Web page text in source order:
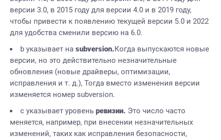
версии 3.0, в 2015 году для версии 4.0 и в 2019 году,
чтобы привести к появлению текущей версии 5.0 и 2022
для удобства сменили версию на 6.0.
b указывает на subversion.Когда выпускаются новые
версии, но это действительно незначительные
обновления (новые драйверы, оптимизации,
исправления и т. д.), Тогда вместо изменения версии
изменяется номер subversion.
c указывает уровень ревизии. Это число часто
меняется, например, при внесении незначительных
изменений, таких как исправления безопасности,